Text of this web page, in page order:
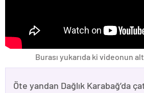
Burası yukarıda ki videonun
Öte yandan Dağlık Karabağ’da